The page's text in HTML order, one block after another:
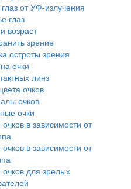
от УФ-излучения
глаз
возраст
зрение
остроты зрения
очки
линз
очков
очков
очки
в зависимости от
в зависимости от
для зрелых